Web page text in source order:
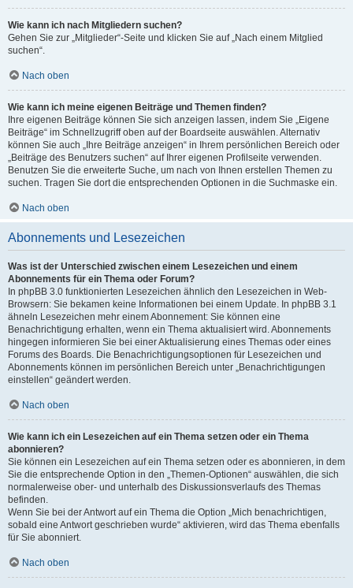
Wie kann ich nach Mitgliedern suchen?
Gehen Sie zur „Mitglieder“-Seite und klicken Sie auf „Nach einem Mitglied
suchen“.
Nach oben
Wie kann ich meine eigenen Beiträge und Themen finden?
Ihre eigenen Beiträge können Sie sich anzeigen lassen, indem Sie „Eigene
Beiträge“ im Schnellzugriff oben auf der Boardseite auswählen. Alternativ
können Sie auch „Ihre Beiträge anzeigen“ in Ihrem persönlichen Bereich oder
„Beiträge des Benutzers suchen“ auf Ihrer eigenen Profilseite verwenden.
Benutzen Sie die erweiterte Suche, um nach von Ihnen erstellen Themen zu
suchen. Tragen Sie dort die entsprechenden Optionen in die Suchmaske ein.
Nach oben
Abonnements und Lesezeichen
Was ist der Unterschied zwischen einem Lesezeichen und einem
Abonnements für ein Thema oder Forum?
In phpBB 3.0 funktionierten Lesezeichen ähnlich den Lesezeichen in Web-
Browsern: Sie bekamen keine Informationen bei einem Update. In phpBB 3.1
ähneln Lesezeichen mehr einem Abonnement: Sie können eine
Benachrichtigung erhalten, wenn ein Thema aktualisiert wird. Abonnements
hingegen informieren Sie bei einer Aktualisierung eines Themas oder eines
Forums des Boards. Die Benachrichtigungsoptionen für Lesezeichen und
Abonnements können im persönlichen Bereich unter „Benachrichtigungen
einstellen“ geändert werden.
Nach oben
Wie kann ich ein Lesezeichen auf ein Thema setzen oder ein Thema
abonnieren?
Sie können ein Lesezeichen auf ein Thema setzen oder es abonnieren, in dem
Sie die entsprechende Option in den „Themen-Optionen“ auswählen, die sich
normalerweise ober- und unterhalb des Diskussionsverlaufs des Themas
befinden.
Wenn Sie bei der Antwort auf ein Thema die Option „Mich benachrichtigen,
sobald eine Antwort geschrieben wurde“ aktivieren, wird das Thema ebenfalls
für Sie abonniert.
Nach oben